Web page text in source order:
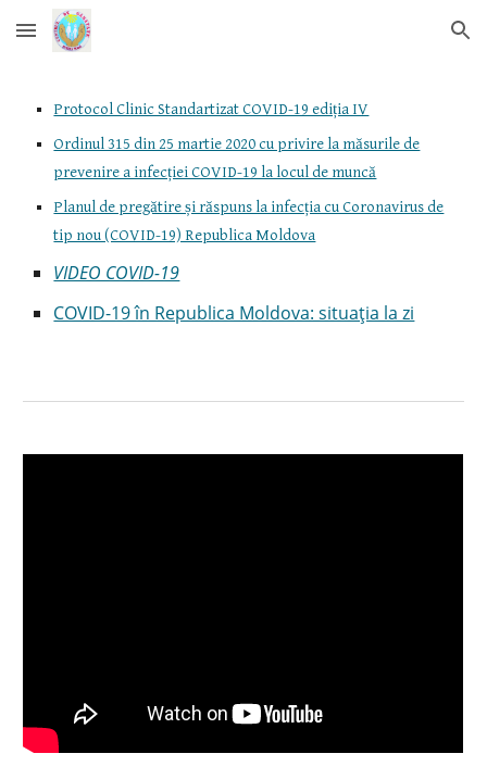
Skip to main content Skip to navigation
Protocol Clinic Standartizat COVID-19 ediția IV
Ordinul 315 din 25 martie 2020 cu privire la măsurile de
prevenire a infecției COVID-19 la locul de muncă
Planul de pregătire și răspuns la infecția cu Coronavirus de
tip nou (COVID-19) Republica Moldova
VIDEO COVID-19
COVID-19 în Republica Moldova: situaţia la zi